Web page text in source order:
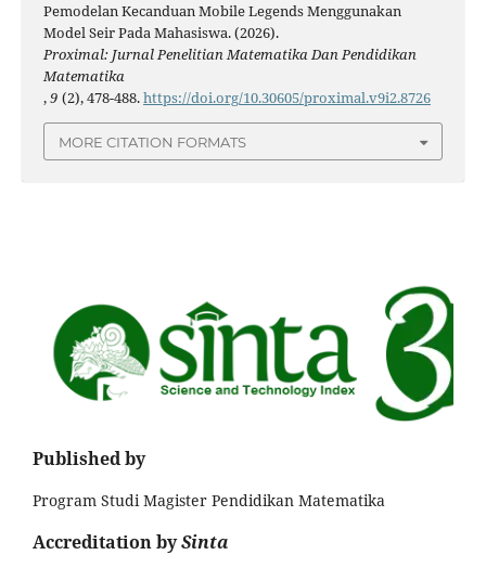
Pemodelan Kecanduan Mobile Legends Menggunakan
Model Seir Pada Mahasiswa. (2026).
Proximal: Jurnal Penelitian Matematika Dan Pendidikan
Matematika
,9 (2), 478-488.https://doi.org/10.30605/proximal.v9i2.8726
MORE CITATION FORMATS
Published by
Program Studi Magister Pendidikan Matematika
Accreditation bySinta